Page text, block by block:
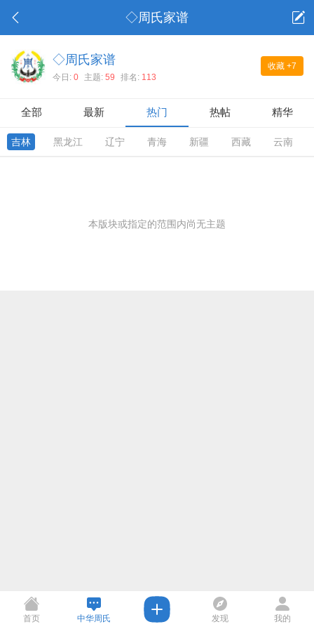
◇周氏家谱
收藏 +7
◇周氏家谱
今日: 0 主题: 59 排名: 113
全部 最新 热门 热帖 精华
吉林 黑龙江 辽宁 青海 新疆 西藏 云南
本版块或指定的范围内尚无主题
首页 中华周氏 发现 我的